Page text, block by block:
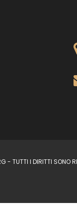
TUTTI I DIRITTI SONO